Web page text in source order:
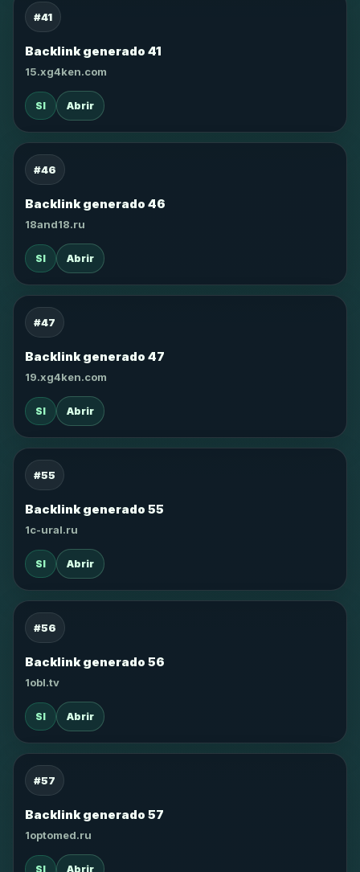
#41
Backlink generado 41
15.xg4ken.com
SI Abrir
#46
Backlink generado 46
18and18.ru
SI Abrir
#47
Backlink generado 47
19.xg4ken.com
SI Abrir
#55
Backlink generado 55
1c-ural.ru
SI Abrir
#56
Backlink generado 56
1obl.tv
SI Abrir
#57
Backlink generado 57
1optomed.ru
SI Abrir